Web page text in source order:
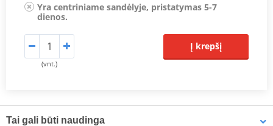
Yra centriniame sandėlyje, pristatymas 5-7
dienos.
(vnt.)
Į krepšį
Tai gali būti naudinga